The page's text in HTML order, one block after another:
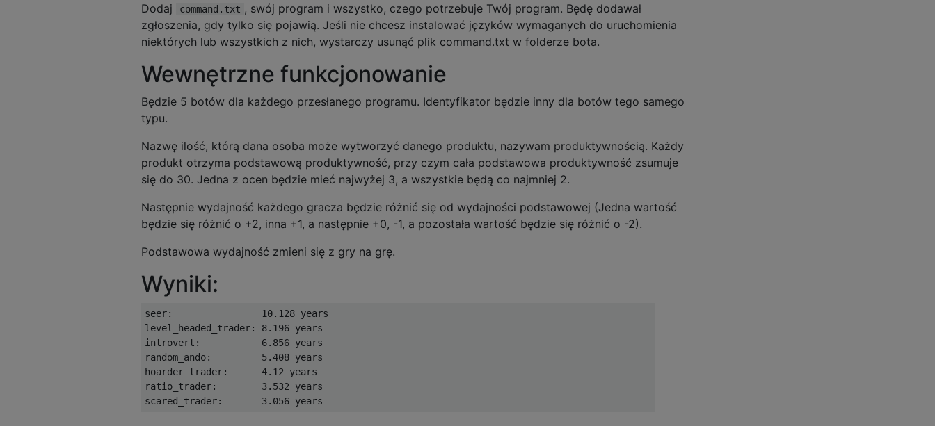
Dodaj
command.txt , swój program i wszystko, czego potrzebuje Twój program. Będę dodawał
zgłoszenia, gdy tylko się pojawią. Jeśli nie chcesz instalować języków wymaganych do uruchomienia
niektórych lub wszystkich z nich, wystarczy usunąć plik command.txt w folderze bota.
Wewnętrzne funkcjonowanie
Będzie 5 botów dla każdego przesłanego programu. Identyfikator będzie inny dla botów tego samego
typu.
Nazwę ilość, którą dana osoba może wytworzyć danego produktu, nazywam produktywnością. Każdy
produkt otrzyma podstawową produktywność, przy czym cała podstawowa produktywność zsumuje
się do 30. Jedna z ocen będzie mieć najwyżej 3, a wszystkie będą co najmniej 2.
Następnie wydajność każdego gracza będzie różnić się od wydajności podstawowej (Jedna wartość
będzie się różnić o +2, inna +1, a następnie +0, -1, a pozostała wartość będzie się różnić o -2).
Podstawowa wydajność zmieni się z gry na grę.
Wyniki:
seer:                10.128 years
level_headed_trader: 8.196 years
introvert:           6.856 years
random_ando:         5.408 years
hoarder_trader:      4.12 years
ratio_trader:        3.532 years